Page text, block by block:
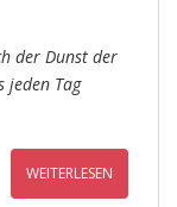
der Dunst der
jeden Tag
WEITERLESEN